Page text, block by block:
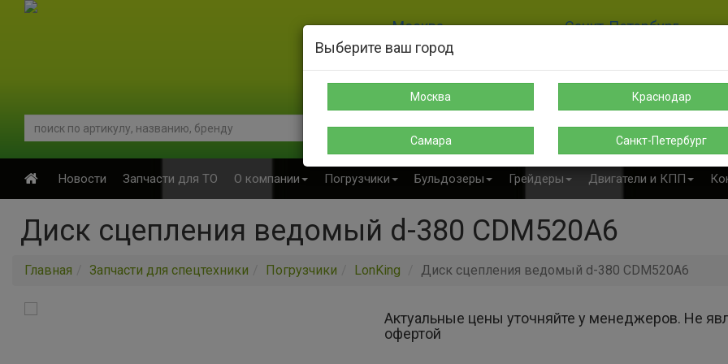
Москва
8-925-189-12-38
Санкт-Петербург
sales@s-spectehnika.ru spb@s-spectehnika.ru
Поиск Написать в
Новости Запчасти для ТО О компании Погрузчики Бульдозеры Грейдеры Двигатели и КПП
Диск сцепления ведомый d-380 CDM520A6
Главная Запчасти для спецтехники Погрузчики LonKing Диск сцепления ведомый d-380 CDM520A6
Актуальные цены уточняйте у менеджеров. Не
офертой
Выберите ваш город
Москва Краснодар
Самара Санкт-Петербург